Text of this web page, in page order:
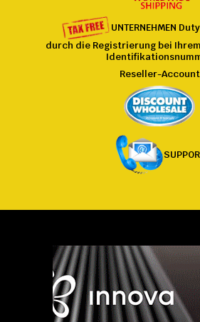
UNTERNEHMEN
durch die Registrierung bei Ihrem
Reseller-Account